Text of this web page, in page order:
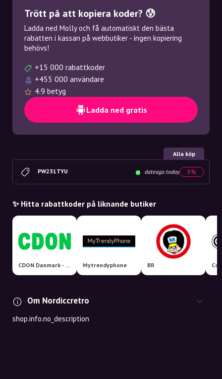
Trött på att kopiera koder? 😰
Ladda ned Molly och få automatiskt den bästa
rabatten i kassan på webbutiker - ingen kopiering
behövs!
+15 000 rabattkoder
+455 000 användare
4.9 betyg
Ladda ned gratis
Alla köp
PW231TYU dateago.today 5%
✨ Hitta rabattkoder på liknande butiker
CDON Danmark - Nordens største markedsplads! Mytrendyphone BR
Om Nordiccretro
shop.info.no_description